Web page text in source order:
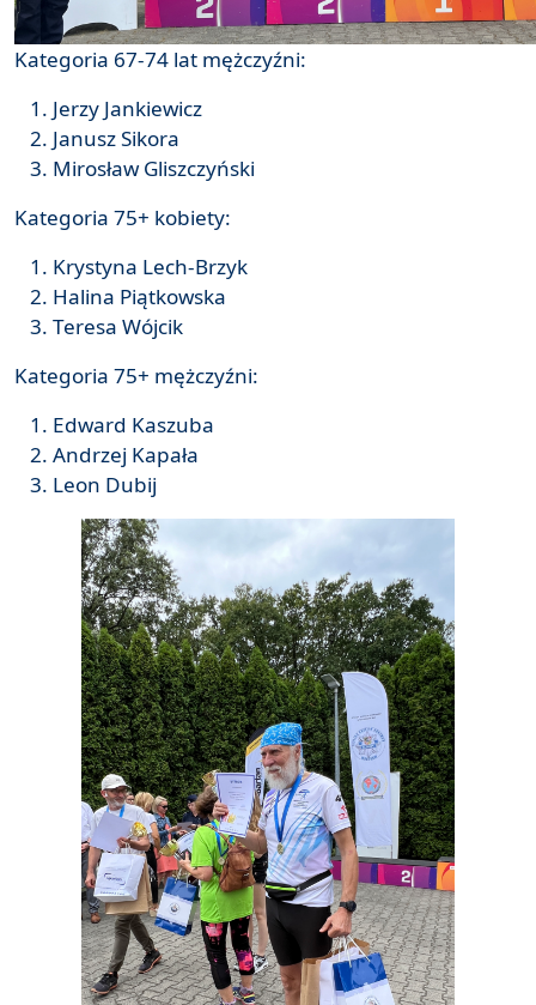
Kategoria 67-74 lat mężczyźni:
Jerzy Jankiewicz
Janusz Sikora
Mirosław Gliszczyński
Kategoria 75+ kobiety:
Krystyna Lech-Brzyk
Halina Piątkowska
Teresa Wójcik
Kategoria 75+ mężczyźni:
Edward Kaszuba
Andrzej Kapała
Leon Dubij